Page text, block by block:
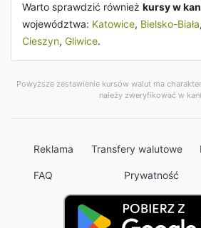
Warto sprawdzić również kursy w
województwa: Katowice, Bielsko-Biała,
Cieszyn, Gliwice.
Powyższe zestawienie kursów walut ma
należy zweryfikować w
Reklama Transfery walutowe
FAQ Prywatność